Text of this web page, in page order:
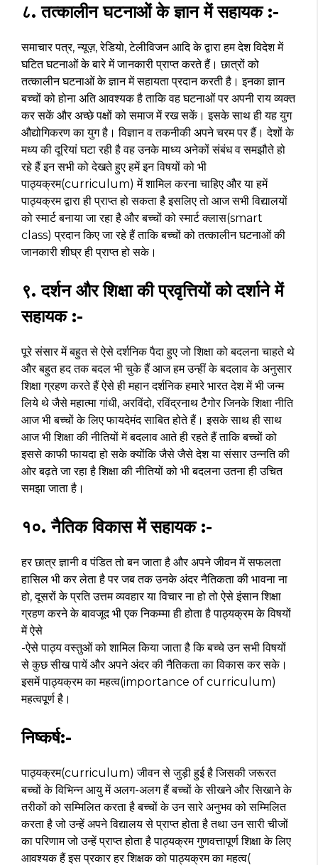
८. तत्कालीन घटनाओं के ज्ञान में सहायक :-
समाचार पत्र, न्यूज़, रेडियो, टेलीविजन आदि के द्वारा हम देश विदेश में
घटित घटनाओं के बारे में जानकारी प्राप्त करते हैं। छात्रों को
तत्कालीन घटनाओं के ज्ञान में सहायता प्रदान करती है। इनका ज्ञान
बच्चों को होना अति आवश्यक है ताकि वह घटनाओं पर अपनी राय व्यक्त
कर सकें और अच्छे पक्षों को समाज में रख सकें। इसके साथ ही यह युग
औद्योगिकरण का युग है। विज्ञान व तकनीकी अपने चरम पर हैं। देशों के
मध्य की दूरियां घटा रही है वह उनके माध्य अनेकों संबंध व समझौते हो
रहे हैं इन सभी को देखते हुए हमें इन विषयों को भी
पाठ्यक्रम(curriculum) में शामिल करना चाहिए और या हमें
पाठ्यक्रम द्वारा ही प्राप्त हो सकता है इसलिए तो आज सभी विद्यालयों
को स्मार्ट बनाया जा रहा है और बच्चों को स्मार्ट क्लास(smart
class) प्रदान किए जा रहे हैं ताकि बच्चों को तत्कालीन घटनाओं की
जानकारी शीघ्र ही प्राप्त हो सके।
९. दर्शन और शिक्षा की प्रवृत्तियों को दर्शाने में
सहायक :-
पूरे संसार में बहुत से ऐसे दर्शनिक पैदा हुए जो शिक्षा को बदलना चाहते थे
और बहुत हद तक बदल भी चुके हैं आज हम उन्हीं के बदलाव के अनुसार
शिक्षा ग्रहण करते हैं ऐसे ही महान दर्शनिक हमारे भारत देश में भी जन्म
लिये थे जैसे महात्मा गांधी, अरविंदो, रविंद्रनाथ टैगोर जिनके शिक्षा नीति
आज भी बच्चों के लिए फायदेमंद साबित होते हैं। इसके साथ ही साथ
आज भी शिक्षा की नीतियों में बदलाव आते ही रहते हैं ताकि बच्चों को
इससे काफी फायदा हो सके क्योंकि जैसे जैसे देश या संसार उन्नति की
ओर बढ़ते जा रहा है शिक्षा की नीतियों को भी बदलना उतना ही उचित
समझा जाता है।
१०. नैतिक विकास में सहायक :-
हर छात्र ज्ञानी व पंडित तो बन जाता है और अपने जीवन में सफलता
हासिल भी कर लेता है पर जब तक उनके अंदर नैतिकता की भावना ना
हो, दूसरों के प्रति उत्तम व्यवहार या विचार ना हो तो ऐसे इंसान शिक्षा
ग्रहण करने के बावजूद भी एक निकम्मा ही होता है पाठ्यक्रम के विषयों
में ऐसे
-ऐसे पाठ्य वस्तुओं को शामिल किया जाता है कि बच्चे उन सभी विषयों
से कुछ सीख पायें और अपने अंदर की नैतिकता का विकास कर सके।
इसमें पाठ्यक्रम का महत्व(importance of curriculum)
महत्वपूर्ण है।
निष्कर्ष:-
पाठ्यक्रम(curriculum) जीवन से जुड़ी हुई है जिसकी जरूरत
बच्चों के विभिन्न आयु में अलग-अलग हैं बच्चों के सीखने और सिखाने के
तरीकों को सम्मिलित करता है बच्चों के उन सारे अनुभव को सम्मिलित
करता है जो उन्हें अपने विद्यालय से प्राप्त होता है तथा उन सारी चीजों
का परिणाम जो उन्हें प्राप्त होता है पाठ्यक्रम गुणवत्तापूर्ण शिक्षा के लिए
आवश्यक हैं इस प्रकार हर शिक्षक को पाठ्यक्रम का महत्व(